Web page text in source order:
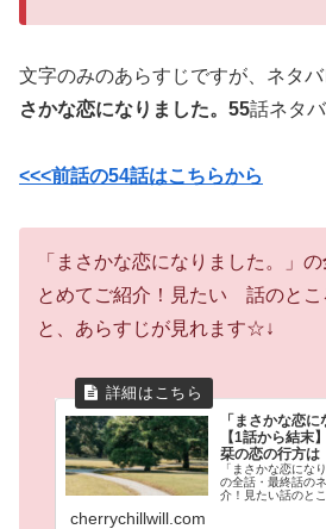
文字のみのあらすじですが、ネタバ
さかな恋になりました。55話ネタバ
<<<前話の54話はこちらから
「まさかな恋になりました。」の
とめてご紹介！見たい 話のとこ
と、あらすじが見れます☆↓
「まさかな恋
【1話から結末
栞の恋の行方は
「まさかな恋にな
の全話・最終話の
介！見たい話のと
５）の隣に引っ越
cherrychillwill.com